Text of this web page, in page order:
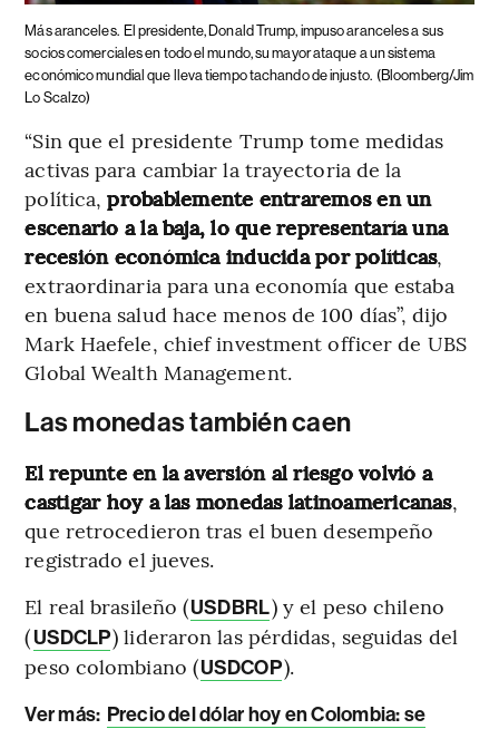
Más aranceles. El presidente, Donald Trump, impuso aranceles a sus
socios comerciales en todo el mundo, su mayor ataque a un sistema
económico mundial que lleva tiempo tachando de injusto. (Bloomberg/Jim
Lo Scalzo)
“Sin que el presidente Trump tome medidas
activas para cambiar la trayectoria de la
política,probablemente entraremos en un
escenario a la baja, lo que representaría una
recesión económica inducida por políticas,
extraordinaria para una economía que estaba
en buena salud hace menos de 100 días”, dijo
Mark Haefele, chief investment officer de UBS
Global Wealth Management.
Las monedas también caen
El repunte en la aversión al riesgo volvió a
castigar hoy a las monedas latinoamericanas,
que retrocedieron tras el buen desempeño
registrado el jueves.
El real brasileño (USDBRL) y el peso chileno
(USDCLP) lideraron las pérdidas, seguidas del
peso colombiano (USDCOP).
Ver más: Precio del dólar hoy en Colombia: se